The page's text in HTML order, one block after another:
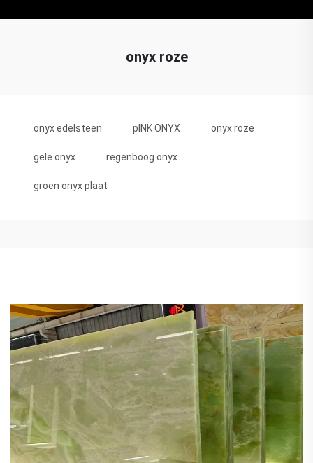
onyx roze
onyx edelsteen pINK ONYX onyx roze
gele onyx regenboog onyx
groen onyx plaat